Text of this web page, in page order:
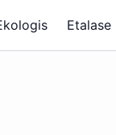
Etalase